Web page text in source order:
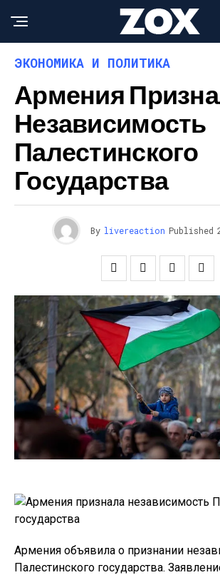
ЭКОНОМИКА И ПОЛИТИКА
Армения
Независимость
Палестинского
Государства
By livereaction Published
Армения объявила о признании
Палестинского государства.